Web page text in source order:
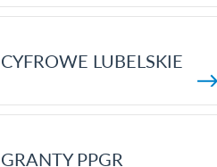
CYFROWE LUBELSKIE
GRANTY PPGR